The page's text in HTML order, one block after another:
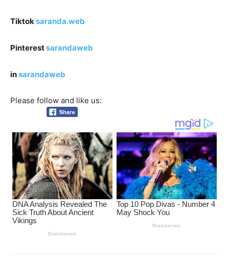
Tiktoksaranda.web
Pinterestsarandaweb
insarandaweb
Please follow and like us: